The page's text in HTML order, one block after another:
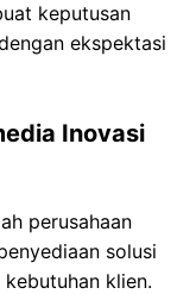
keputusan
ekspektasi
Inovasi
perusahaan
solusi
klien.